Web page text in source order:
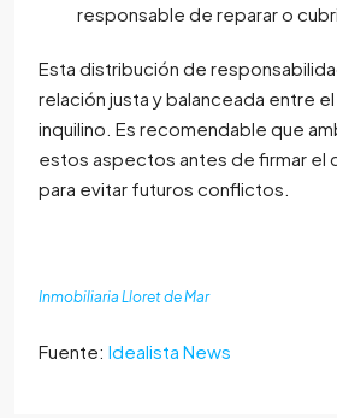
responsable de reparar o
Esta distribución de
relación justa y balanceada entre
inquilino. Es recomendable que
estos aspectos antes de firmar el
para evitar futuros conflictos.
Inmobiliaria Lloret de Mar
Fuente: Idealista News